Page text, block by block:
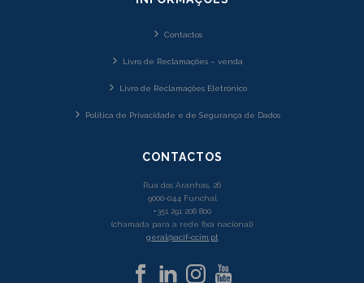
Contactos
Livro de Reclamações – venda
Livro de Reclamações Eletrónico
Política de Privacidade e de Segurança de Dados
CONTACTOS
Rua dos Aranhas, 26
9000-044 Funchal
+351 291 206 800
(chamada para a rede fixa nacional)
geral@acif-ccim.pt